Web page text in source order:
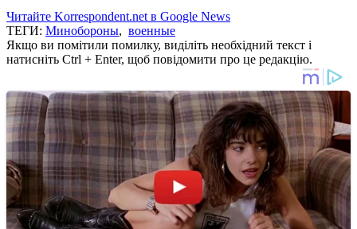
Читайте Korrespondent.net в Google News
ТЕГИ: Минобороны, военные
Якщо ви помітили помилку, виділіть необхідний текст і
натисніть Ctrl + Enter, щоб повідомити про це редакцію.